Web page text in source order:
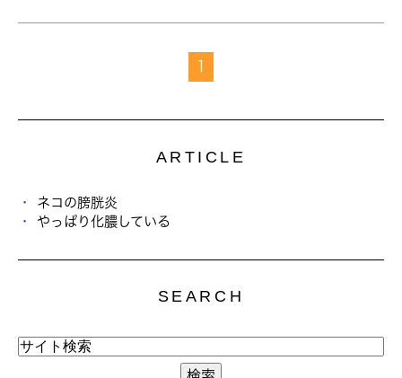
1
ARTICLE
ネコの膀胱炎
やっぱり化膿している
SEARCH